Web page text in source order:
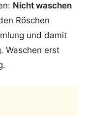
Nicht waschen
Röschen
und damit
Waschen erst